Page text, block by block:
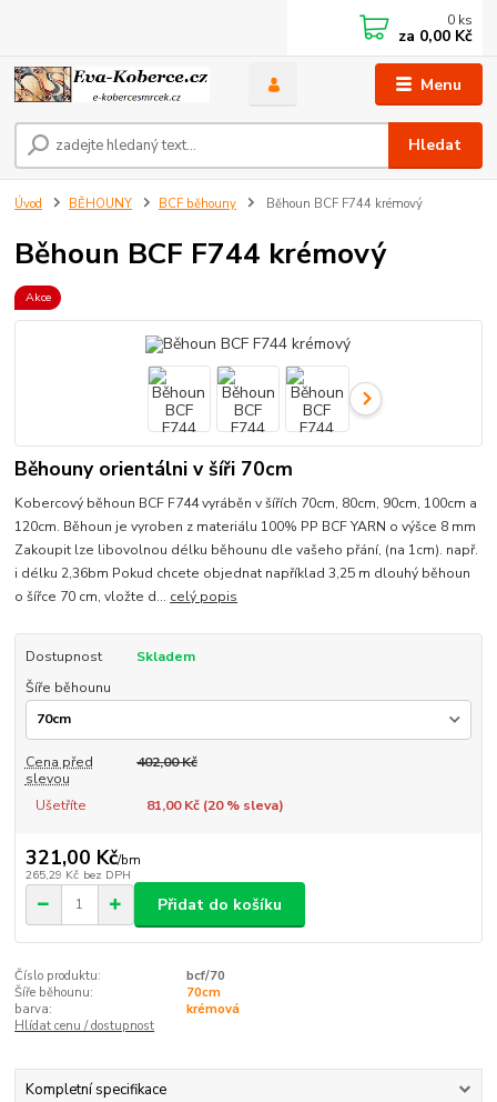
Menu
Hledat
0 ks
za 0,00 Kč
Úvod BĚHOUNY BCF běhouny Běhoun BCF F744 krémový
Běhoun BCF F744 krémový
Akce
Běhouny orientálni v šíři 70cm
Kobercový běhoun BCF F744 vyráběn v šířích 70cm, 80cm, 90cm, 100cm a
120cm. Běhoun je vyroben z materiálu 100% PP BCF YARN o výšce 8 mm
Zakoupit lze libovolnou délku běhounu dle vašeho přání, (na 1cm). např.
i délku 2,36bm Pokud chcete objednat například 3,25 m dlouhý běhoun
o šířce 70 cm, vložte d... celý popis
Dostupnost
Skladem
Šíře běhounu
Cena před
slevou
402,00 Kč
Ušetříte 81,00 Kč (20% sleva)
321,00 Kč/bm
265,29 Kč bez DPH
Přidat do košíku
Číslo produktu:
bcf/70
Šíře běhounu:
70cm
barva:
krémová
Hlídat cenu / dostupnost
Kompletní specifikace